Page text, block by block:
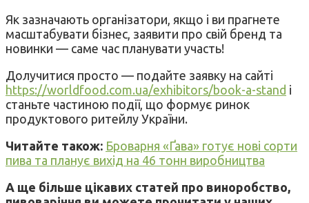
Як зазначають організатори, якщо і ви прагнете
масштабувати бізнес, заявити про свій бренд та
новинки — саме час планувати участь!
Долучитися просто — подайте заявку на сайті
https://worldfood.com.ua/exhibitors/book-a-stand і
станьте частиною події, що формує ринок
продуктового ритейлу України.
Читайте також: Броварня «Ґава» готує нові сорти
пива та планує вихід на 46 тонн виробництва
А ще більше цікавих статей про виноробство,